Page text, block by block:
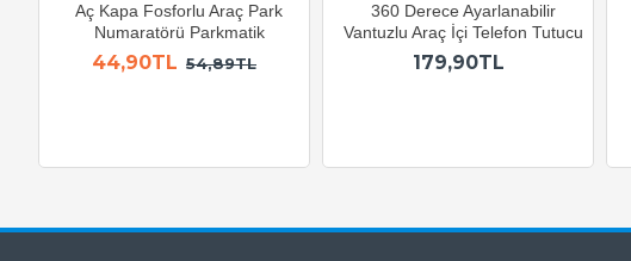
Aç Kapa Fosforlu Araç Park
Numaratörü Parkmatik
44,90TL 54,89TL
360 Derece Ayarlanabilir
Vantuzlu Araç İçi Telefon Tutucu
179,90TL